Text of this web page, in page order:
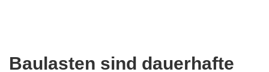
Baulasten sind dauerhafte